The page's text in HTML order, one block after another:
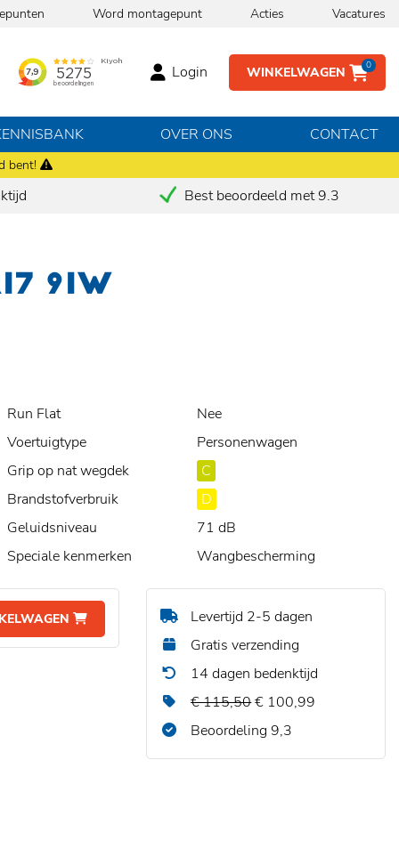
bent!
Word montagepunt Acties Vacatures
WINKELWAGEN 0
Login
OVER ONS CONTACT
Best beoordeeld met 9.3
91W
Run Flat
Nee
Voertuigtype
Personenwagen
Grip op nat wegdek
C
Brandstofverbruik
D
Geluidsniveau
71 dB
Speciale kenmerken
Wangbescherming
Levertijd 2-5 dagen
Gratis verzending
14 dagen bedenktijd
€ 115,50€ 100,99
Beoordeling 9,3